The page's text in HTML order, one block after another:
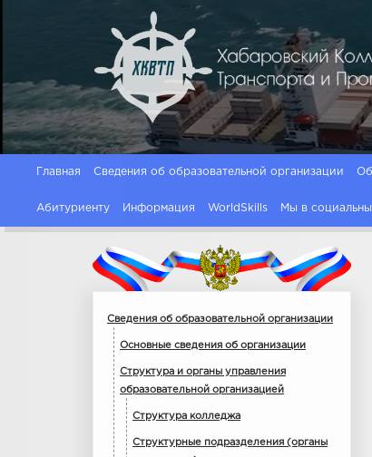
Главная Сведения об образовательной организации
Абитуриенту Информация WorldSkills Мы в
Сведения об образовательной организации
Основные сведения об организации
Структура и органы управления
образовательной организацией
Структура колледжа
Структурные подразделения (органы